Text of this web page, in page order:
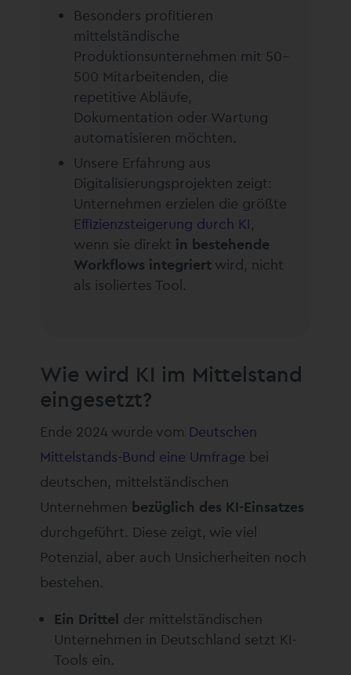
Besonders profitieren
mittelständische
Produktionsunternehmen mit 50–
500 Mitarbeitenden, die
repetitive Abläufe,
Dokumentation oder Wartung
automatisieren möchten.
Unsere Erfahrung aus
Digitalisierungsprojekten zeigt:
Unternehmen erzielen die größte
Effizienzsteigerung durch KI,
wenn sie direkt in bestehende
Workflows integriert wird, nicht
als isoliertes Tool.
Wie wird KI im Mittelstand
eingesetzt?
Ende 2024 wurde vom Deutschen
Mittelstands-Bund eine Umfrage bei
deutschen, mittelständischen
Unternehmen bezüglich des KI-Einsatzes
durchgeführt. Diese zeigt, wie viel
Potenzial, aber auch Unsicherheiten noch
bestehen.
Ein Drittel der mittelständischen
Unternehmen in Deutschland setzt KI-
Tools ein.